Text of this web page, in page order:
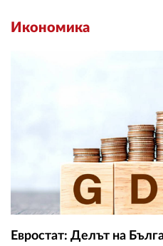
Икономика
Евростат: Делът на